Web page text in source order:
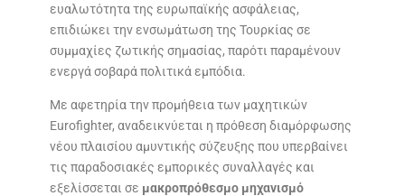
ευαλωτότητα της ευρωπαϊκής ασφάλειας,
επιδιώκει την ενσωμάτωση της Τουρκίας σε
συμμαχίες ζωτικής σημασίας, παρότι παραμένουν
ενεργά σοβαρά πολιτικά εμπόδια.
Με αφετηρία την προμήθεια των μαχητικών
Eurofighter, αναδεικνύεται η πρόθεση διαμόρφωσης
νέου πλαισίου αμυντικής σύζευξης που υπερβαίνει
τις παραδοσιακές εμπορικές συναλλαγές και
εξελίσσεται σε μακροπρόθεσμο μηχανισμό